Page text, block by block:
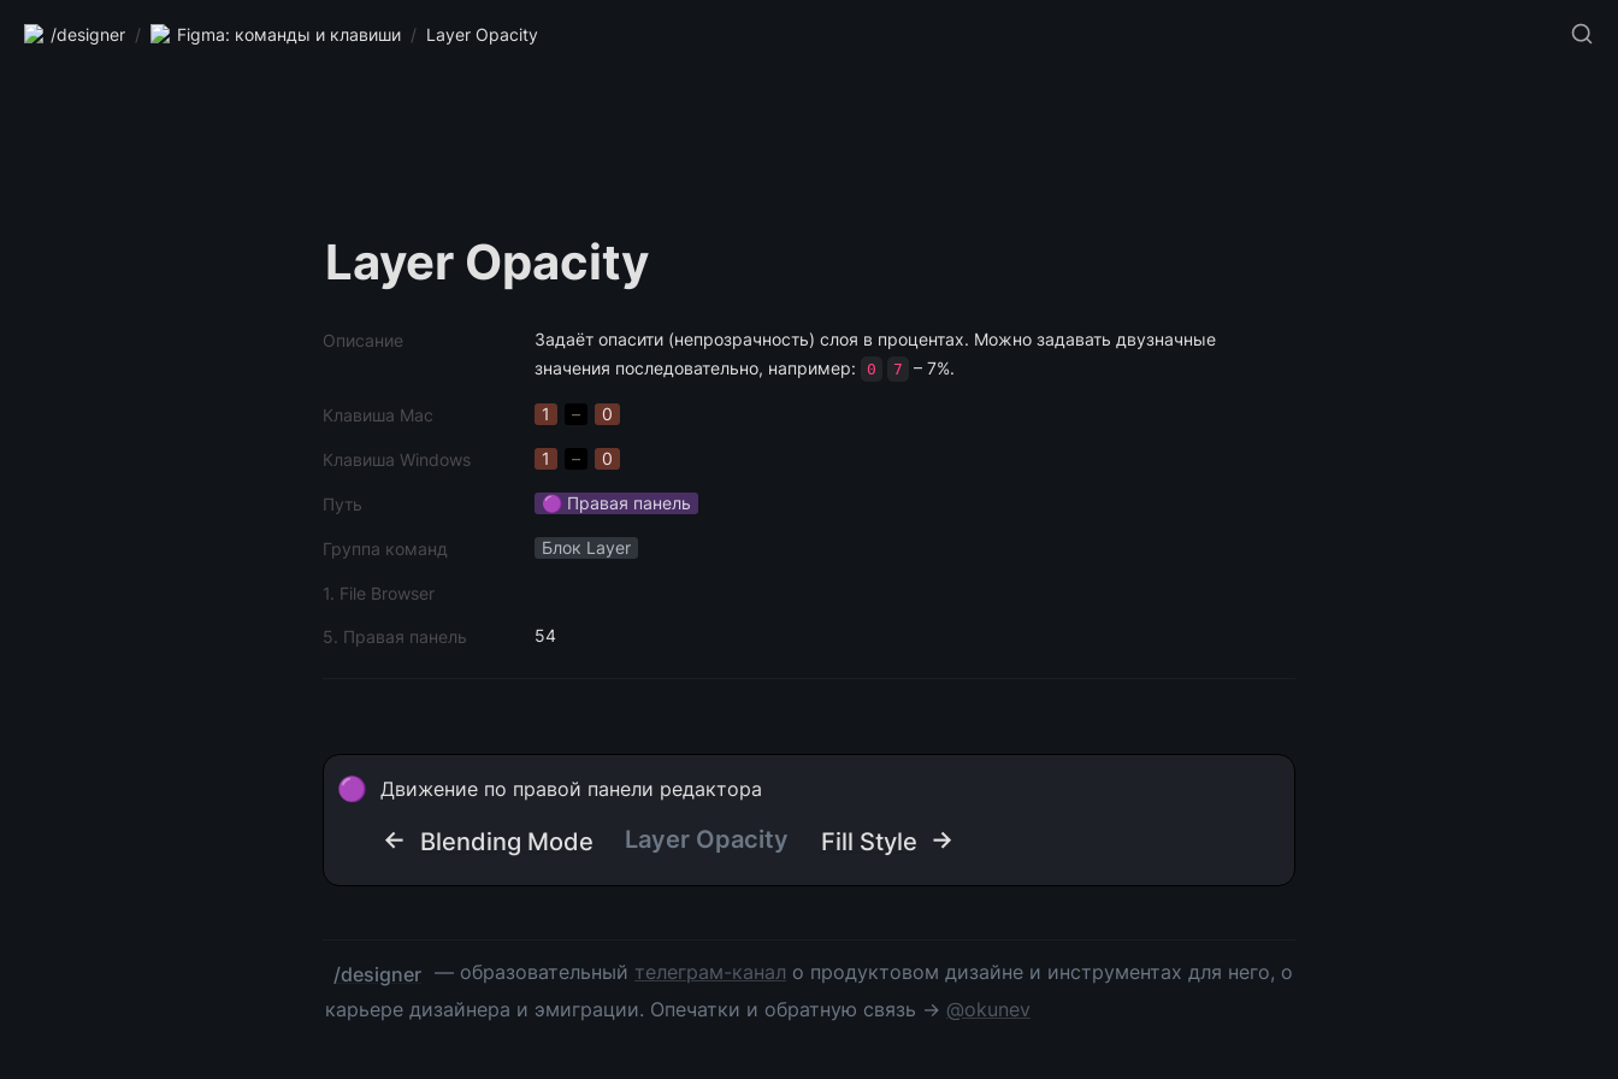
/designer / Figma: команды и клавиши / Layer Opacity
Layer Opacity
Описание
Задаёт опасити (непрозрачность) слоя в процентах. Можно задавать двузначные
значения последовательно, например:
0 7 – 7%.
Клавиша Mac 1 – 0
Клавиша Windows 1 – 0
Путь 🟣 Правая панель
Группа команд Блок Layer
1. File Browser
5. Правая панель 54
🟣 Движение по правой панели редактора
← Blending Mode Layer Opacity Fill Style →
/designer — образовательный телеграм-канал о продуктовом дизайне и инструментах для него, о
карьере дизайнера и эмиграции. Опечатки и обратную связь → @okunev